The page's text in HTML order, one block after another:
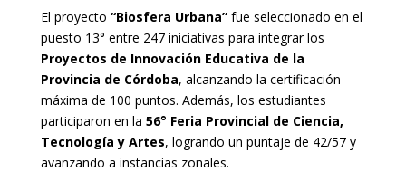
El proyecto “Biosfera Urbana”fue seleccionado en el
puesto 13° entre 247 iniciativas para integrar los
Proyectos de Innovación Educativa de la
Provincia de Córdoba, alcanzando la certificación
máxima de 100 puntos. Además, los estudiantes
participaron en la 56° Feria Provincial de Ciencia,
Tecnología y Artes, logrando un puntaje de 42/57 y
avanzando a instancias zonales.